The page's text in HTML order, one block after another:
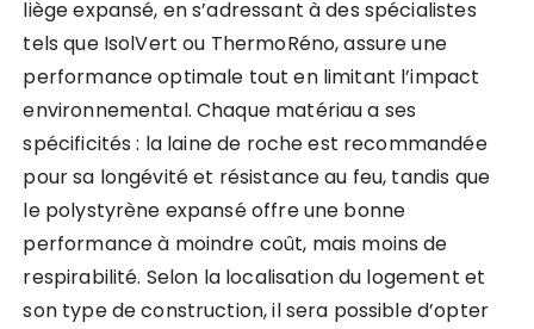
liège expansé, en s’adressant à des spécialistes
tels que IsolVert ou ThermoRéno, assure une
performance optimale tout en limitant l’impact
environnemental. Chaque matériau a ses
spécificités : la laine de roche est recommandée
pour sa longévité et résistance au feu, tandis que
le polystyrène expansé offre une bonne
performance à moindre coût, mais moins de
respirabilité. Selon la localisation du logement et
son type de construction, il sera possible d’opter